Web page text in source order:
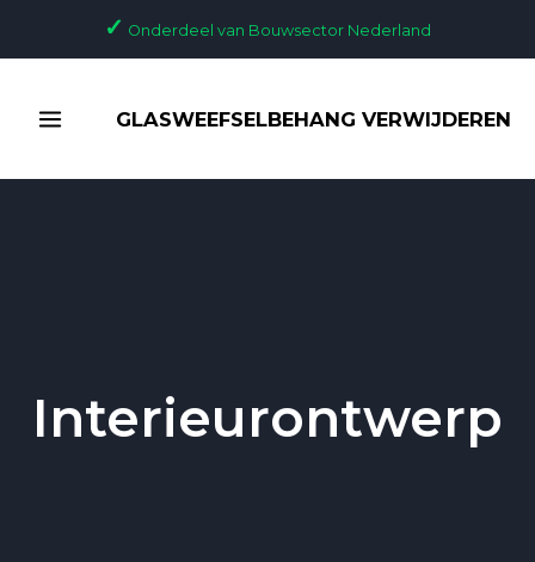
✓ Onderdeel van Bouwsector Nederland
MENU GLASWEEFSELBEHANG VERWIJDEREN
Interieurontwerp